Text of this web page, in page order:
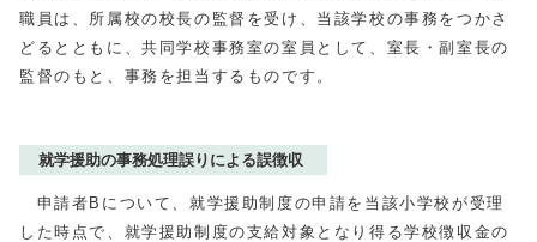
職員は、所属校の校長の監督を受け、当該学校の事務をつかさ
どるとともに、共同学校事務室の室員として、室長・副室長の
監督のもと、事務を担当するものです。
就学援助の事務処理誤りによる誤徴収
申請者Bについて、就学援助制度の申請を当該小学校が受理
した時点で、就学援助制度の支給対象となり得る学校徴収金の